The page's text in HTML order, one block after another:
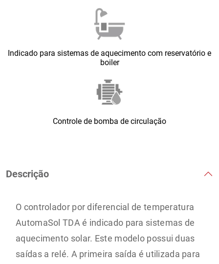
Indicado para sistemas de aquecimento com reservatório e
boiler
Controle de bomba de circulação
Descrição
O controlador por diferencial de temperatura
AutomaSol TDA é indicado para sistemas de
aquecimento solar. Este modelo possui duas
saídas a relé. A primeira saída é utilizada para